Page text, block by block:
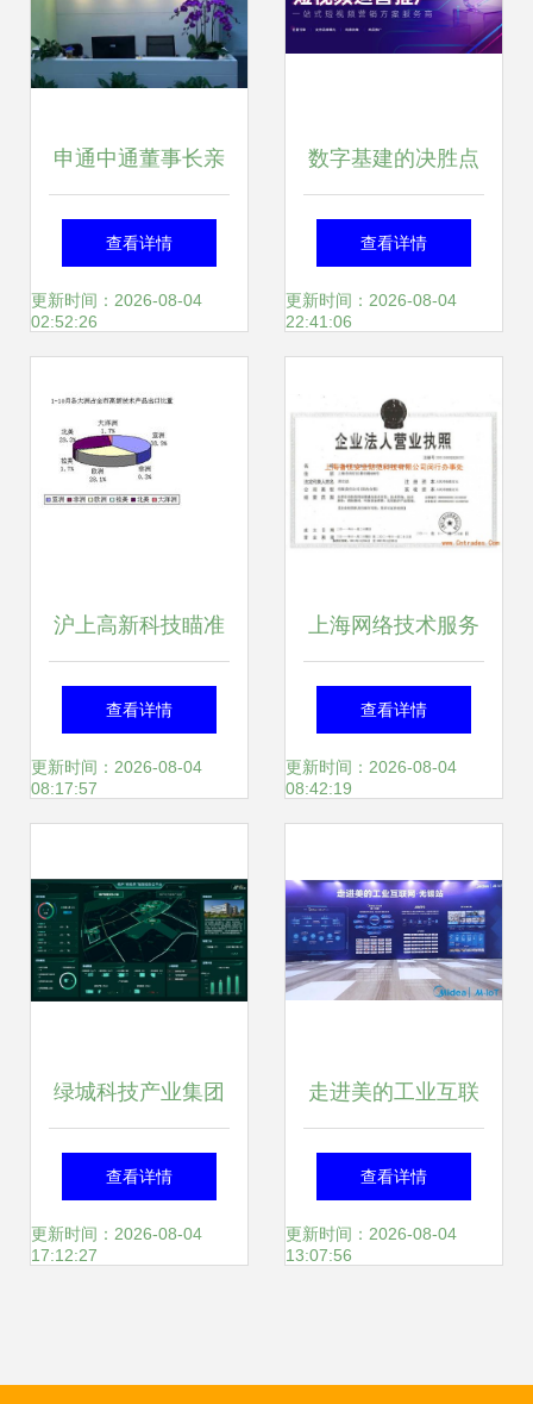
申通中通董事长亲
临，首度科技凭
何“双通”齐聚？揭
心
查看详情
更新时间：2026-08-04
02:52:26
数字基建的决胜点
2025-2026年上海
企业建站服务商价
查看详情
更新时间：2026-08-04
22:41:06
沪上高新科技瞄准
欧美市场 上海高新
技术产品10月出口
查看详情
更新时间：2026-08-04
08:17:57
上海网络技术服务
营业执照 申请要点
与运营指南
查看详情
更新时间：2026-08-04
08:42:19
绿城科技产业集团
构筑全链条服务体
系，以数智赋能产
查看详情
更新时间：2026-08-04
17:12:27
走进美的工业互联
网无锡站 最强矩阵
亮相，世界级软硬
查看详情
更新时间：2026-08-04
13:07:56